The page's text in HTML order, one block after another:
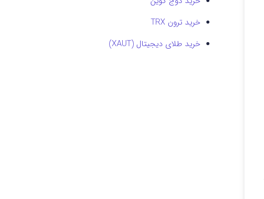
خرید ترون TRX
خرید طلای دیجیتال (XAUT)